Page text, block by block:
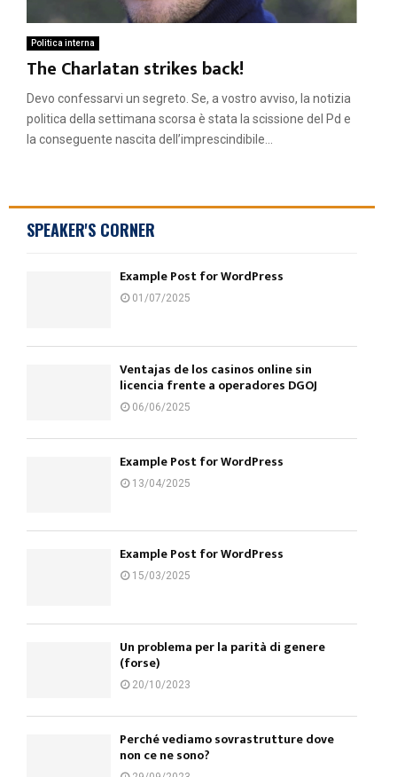
Politica interna
The Charlatan strikes back!
Devo confessarvi un segreto. Se, a vostro avviso, la notizia
politica della settimana scorsa è stata la scissione del Pd e
la conseguente nascita dell’imprescindibile...
SPEAKER'S CORNER
Example Post for WordPress
01/07/2025
Ventajas de los casinos online sin
licencia frente a operadores DGOJ
06/06/2025
Example Post for WordPress
13/04/2025
Example Post for WordPress
15/03/2025
Un problema per la parità di genere
(forse)
20/10/2023
Perché vediamo sovrastrutture dove
non ce ne sono?